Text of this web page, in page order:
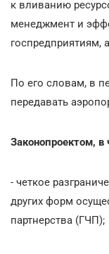
к вливанию
менеджмент и
госпредприятиям,
По его словам, в
передавать
Законопроектом, в
- четкое
других форм
партнерства (ГЧП);